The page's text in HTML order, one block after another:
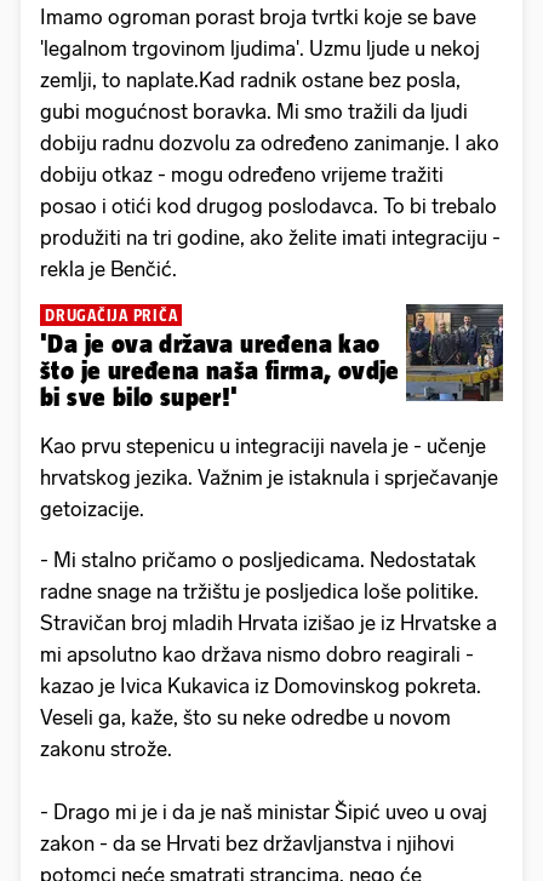
Imamo ogroman porast broja tvrtki koje se bave
'legalnom trgovinom ljudima'. Uzmu ljude u nekoj
zemlji, to naplate.Kad radnik ostane bez posla,
gubi mogućnost boravka. Mi smo tražili da ljudi
dobiju radnu dozvolu za određeno zanimanje. I ako
dobiju otkaz - mogu određeno vrijeme tražiti
posao i otići kod drugog poslodavca. To bi trebalo
produžiti na tri godine, ako želite imati integraciju -
rekla je Benčić.
DRUGAČIJA PRIČA
'Da je ova država uređena kao
što je uređena naša firma, ovdje
bi sve bilo super!'
Kao prvu stepenicu u integraciji navela je - učenje
hrvatskog jezika. Važnim je istaknula i sprječavanje
getoizacije.
- Mi stalno pričamo o posljedicama. Nedostatak
radne snage na tržištu je posljedica loše politike.
Stravičan broj mladih Hrvata izišao je iz Hrvatske a
mi apsolutno kao država nismo dobro reagirali -
kazao je Ivica Kukavica iz Domovinskog pokreta.
Veseli ga, kaže, što su neke odredbe u novom
zakonu strože.
- Drago mi je i da je naš ministar Šipić uveo u ovaj
zakon - da se Hrvati bez državljanstva i njihovi
potomci neće smatrati strancima, nego će